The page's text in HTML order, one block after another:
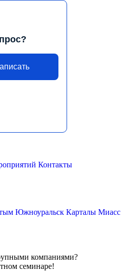
Контакты
Южноуральск Карталы Миасс
компаниями?
семинаре!